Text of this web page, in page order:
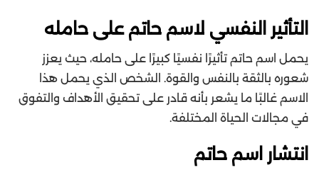
التأثير النفسي لاسم حاتم على حامله
يحمل اسم حاتم تأثيرًا نفسيًا كبيرًا على حامله، حيث يعزز
شعوره بالثقة بالنفس والقوة. الشخص الذي يحمل هذا
الاسم غالبًا ما يشعر بأنه قادر على تحقيق الأهداف والتفوق
في مجالات الحياة المختلفة.
انتشار اسم حاتم